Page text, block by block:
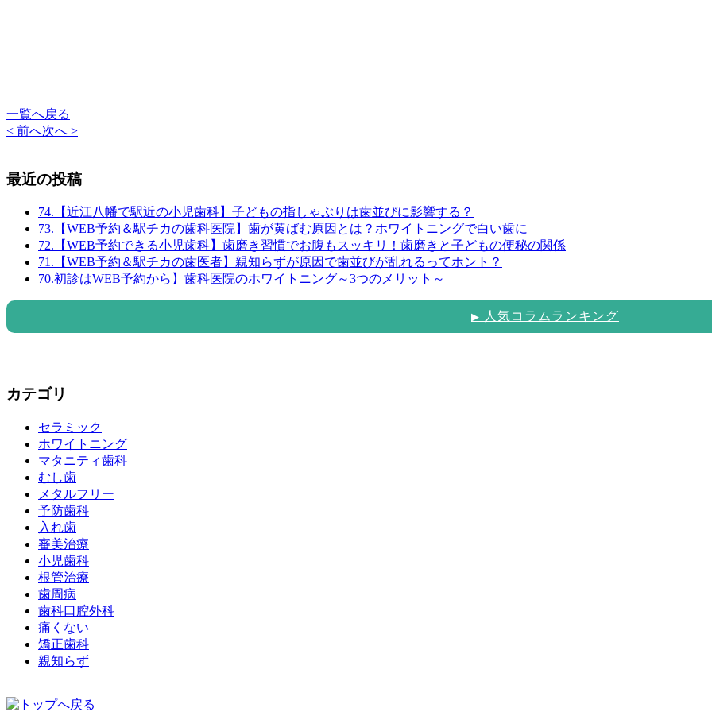
一覧へ戻る
< 前へ次へ >
最近の投稿
74.【近江八幡で駅近の小児歯科】子どもの指しゃぶりは歯並びに影響する？
73.【WEB予約＆駅チカの歯科医院】歯が黄ばむ原因とは？ホワイトニングで白い歯に
72.【WEB予約できる小児歯科】歯磨き習慣でお腹もスッキリ！歯磨きと子どもの便秘の関係
71.【WEB予約＆駅チカの歯医者】親知らずが原因で歯並びが乱れるってホント？
70.初診はWEB予約から】歯科医院のホワイトニング～3つのメリット～
▶ 人気コラムランキング
カテゴリ
セラミック
ホワイトニング
マタニティ歯科
むし歯
メタルフリー
予防歯科
入れ歯
審美治療
小児歯科
根管治療
歯周病
歯科口腔外科
痛くない
矯正歯科
親知らず